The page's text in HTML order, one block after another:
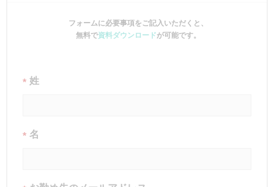
フォームに必要事項をご記入いただくと、
無料で資料ダウンロードが可能です。
* 姓
* 名